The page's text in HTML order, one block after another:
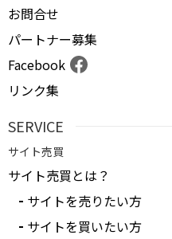
お問合せ
パートナー募集
Facebook
リンク集
SERVICE
サイト売買
サイト売買とは？
サイトを売りたい方
サイトを買いたい方